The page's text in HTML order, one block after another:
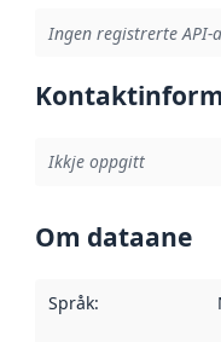
Ingen registrerte
Ikkje oppgitt
Om dataane
Språk: